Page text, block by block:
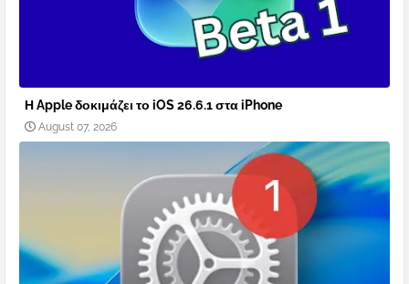
Η Apple δοκιμάζει το iOS 26.6.1 στα iPhone
August 07, 2026